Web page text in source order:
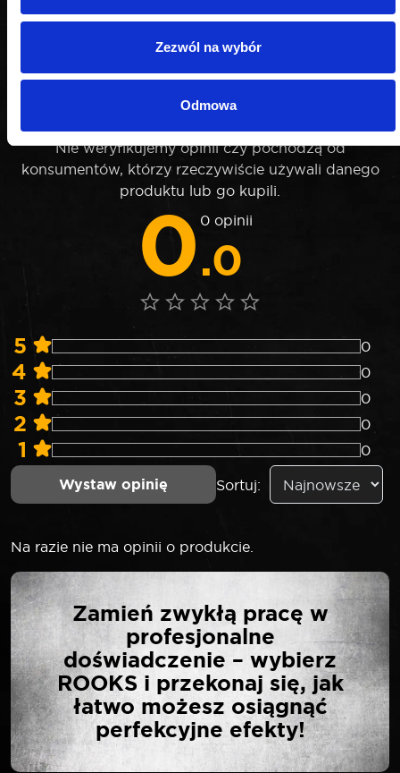
Zezwól na wybór
Odmowa
OPINIE
Nie weryfikujemy opinii czy pochodzą od
konsumentów, którzy rzeczywiście używali danego
produktu lub go kupili.
0.0
0 opinii
5 0
4 0
3 0
2 0
1 0
Wystaw opinię Sortuj:
Na razie nie ma opinii o produkcie.
NAPISZ PIERWSZĄ
OPINIĘ O „ROOKS LONG
BIT 10 MM 3/8″ HEX 7 MM
X 75 MM S2 2 SZTUKI”
Twój adres email nie zostanie opublikowany.
Wymagane pola są oznaczone
*
Zamień zwykłą pracę w
profesjonalne
doświadczenie – wybierz
ROOKS i przekonaj się, jak
łatwo możesz osiągnąć
perfekcyjne efekty!